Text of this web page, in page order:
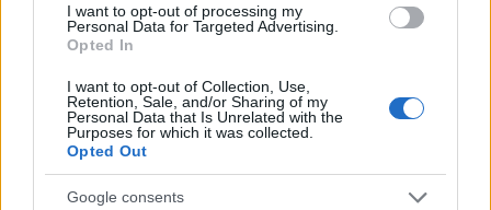
I want to opt-out of processing my
Personal Data for Targeted Advertising.
Opted In
I want to opt-out of Collection, Use,
Retention, Sale, and/or Sharing of my
Personal Data that Is Unrelated with the
Purposes for which it was collected.
Opted Out
Google consents
el técnico italiano podría optar por jugar con Hazard o
Asensio en esa posición.
Actualidad Comunio: los lesionados de la jornada 11
La jornada 11 ha dejado varios